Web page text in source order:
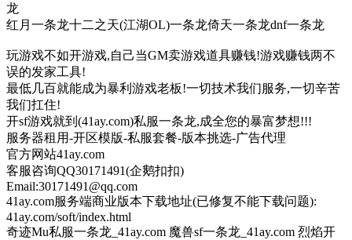
龙
红月一条龙十二之天(江湖OL)一条龙倚天一条龙dnf一条龙
玩游戏不如开游戏,自己当GM卖游戏道具赚钱!游戏赚钱两不
误的发家工具!
最低几百就能成为暴利游戏老板!一切技术我们服务,一切辛苦
我们扛住!
开sf游戏就到(41ay.com)私服一条龙,成全您的暴富梦想!!!
服务器租用-开区模版-私服套餐-版本挑选-广告代理
官方网站41ay.com
客服咨询QQ30171491(企鹅扣扣)
Email:30171491@qq.com
41ay.com服务端商业版本下载地址(已修复不能下载问题):
41ay.com/soft/index.html
奇迹Mu私服一条龙_41ay.com 魔兽sf一条龙_41ay.com 烈焰开